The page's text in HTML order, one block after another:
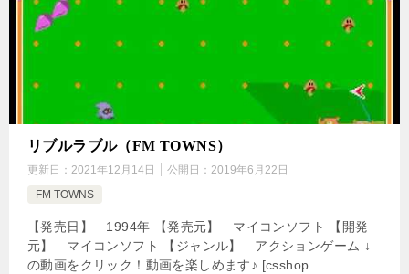
リブルラブル（FM TOWNS）
更新日： 2021年12月14日 公開日： 2019年6月22日
FM TOWNS
【発売日】 1994年 【発売元】 マイコンソフト 【開発
元】 マイコンソフト 【ジャンル】 アクションゲーム ↓
の動画をクリック！動画を楽しめます♪ [csshop